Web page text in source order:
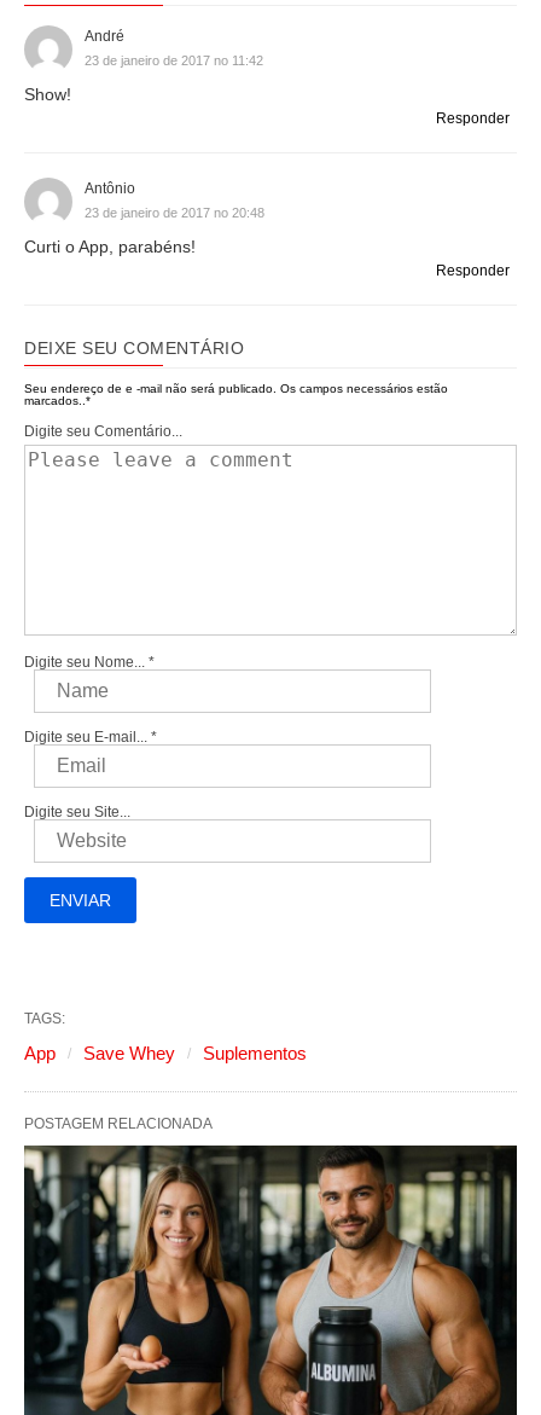
André
23 de janeiro de 2017 no 11:42
Show!
Responder
Antônio
23 de janeiro de 2017 no 20:48
Curti o App, parabéns!
Responder
DEIXE SEU COMENTÁRIO
Seu endereço de e -mail não será publicado. Os campos necessários estão
marcados.. *
Digite seu Comentário...
Digite seu Nome... *
Digite seu E-mail... *
Digite seu Site...
TAGS:
App Save Whey Suplementos
POSTAGEM RELACIONADA